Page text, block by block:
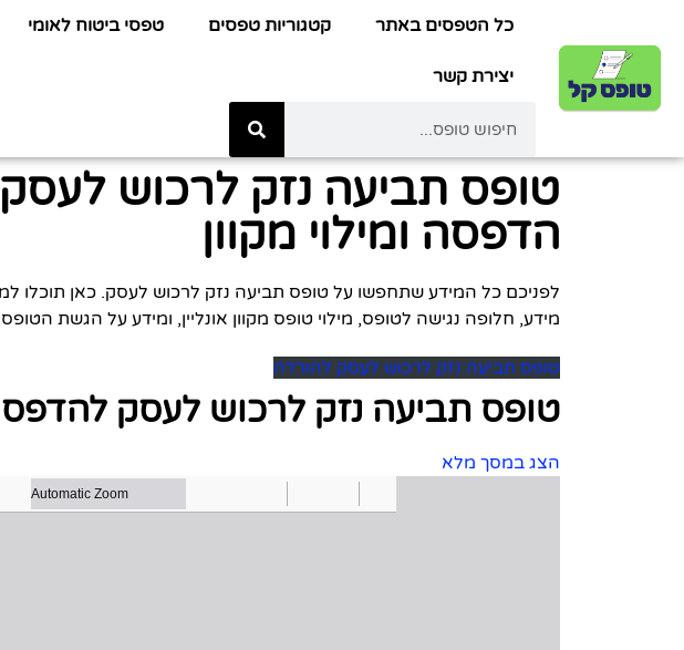
כל הטפסים באתר קטגוריות טפסים טפסי ביטוח לאומי
יצירת קשר
טופס תביעה נזק לרכוש
הדפסה ומילוי מקוון
מידע, חלופה נגישה לטופס, מילוי טופס מקוון אונליין, ומידע על הגשת
טופס תביעה נזק לרכוש לעסק להורדה
טופס תביעה נזק לרכוש לעסק
הצג במסך מלא